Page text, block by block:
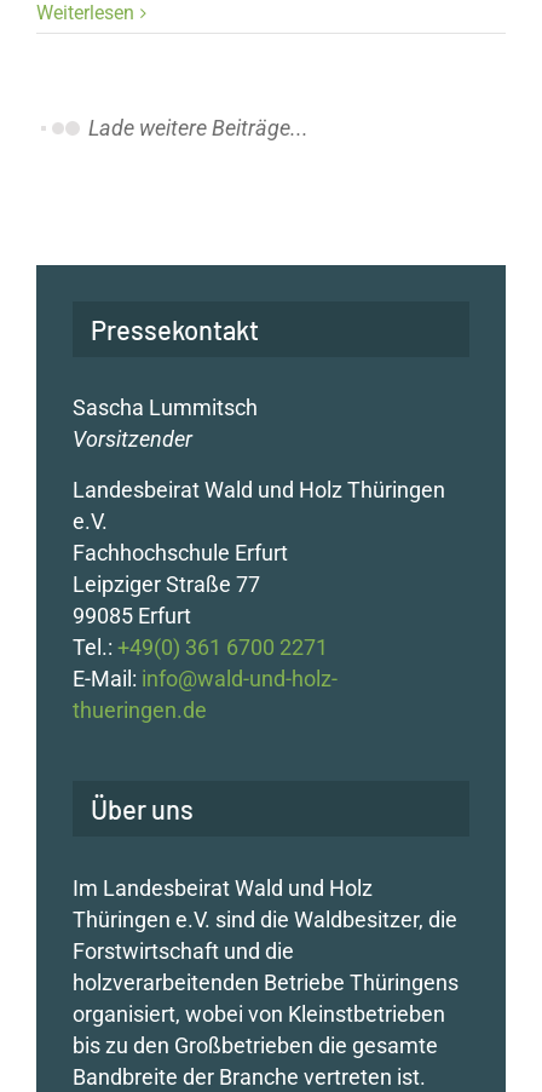
Weiterlesen
Lade weitere Beiträge...
Pressekontakt
Sascha Lummitsch
Vorsitzender
Landesbeirat Wald und Holz Thüringen
e.V.
Fachhochschule Erfurt
Leipziger Straße 77
99085 Erfurt
Tel.: +49(0) 361 6700 2271
E-Mail: info@wald-und-holz-
thueringen.de
Über uns
Im Landesbeirat Wald und Holz
Thüringen e.V. sind die Waldbesitzer, die
Forstwirtschaft und die
holzverarbeitenden Betriebe Thüringens
organisiert, wobei von Kleinstbetrieben
bis zu den Großbetrieben die gesamte
Bandbreite der Branche vertreten ist.